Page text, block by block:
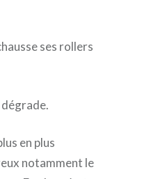
ses rollers
dégrade.
en plus
notamment le